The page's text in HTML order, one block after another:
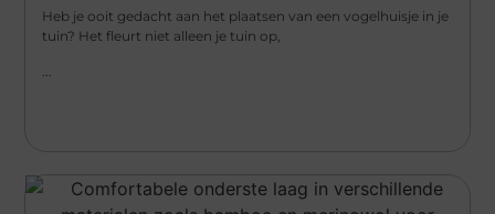
Heb je ooit gedacht aan het plaatsen van een vogelhuisje in je
tuin? Het fleurt niet alleen je tuin op,
...